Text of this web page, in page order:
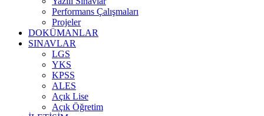
Performans Çalışmaları
Projeler
DOKÜMANLAR
SINAVLAR
LGS
YKS
KPSS
ALES
Açık Lise
Açık Öğretim